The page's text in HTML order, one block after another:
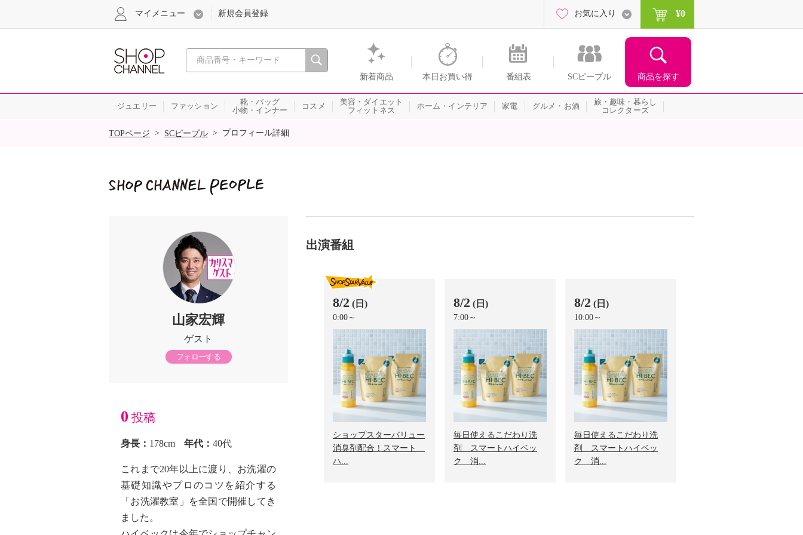
心おどる、瞬間を。通販・テレビショッピングのショップチャンネル
新着商品 本日お買い得 番組表 SCピープル 商品を探す
マイメニュー 新規会員登録 お気に入り ¥0
ジュエリー ファッション
靴・バッグ
小物・インナー
コスメ
美容・ダイエット
フィットネス
ホーム・インテリア 家電 グルメ・お酒
旅・趣味・暮らし
コレクターズ
SALE
TOPページ > SCピープル > プロフィール詳細
山家宏輝
ゲスト
フォローする
0 投稿
身長： 178cm 年代： 40代
これまで20年以上に渡り、お洗濯の
基礎知識やプロのコツを紹介する
「お洗濯教室」を全国で開催してき
ました。
出演番組
8/2 (日)
0:00～
ショップスターバリュー
消臭剤配合！スマート
ハ...
8/2 (日)
7:00～
毎日使えるこだわり洗
剤 スマートハイベッ
ク 消...
8/2 (日)
10:00～
毎日使えるこだわり洗
剤 スマートハイベッ
ク 消...